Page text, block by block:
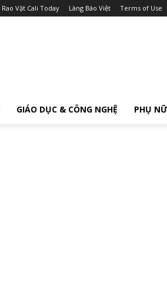
Rao Vặt Cali Today Làng Báo Việt Terms of Use
GIÁO DỤC & CÔNG NGHỆ PHỤ NỮ